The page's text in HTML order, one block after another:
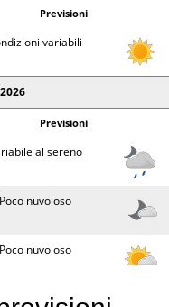
Previsioni
variabili
Previsioni
al sereno
Poco nuvoloso
Poco nuvoloso
al sereno